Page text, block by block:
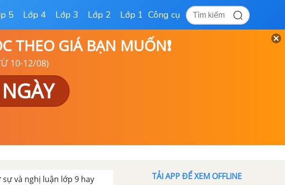
5 Lớp 4 Lớp 3 Lớp 2 Lớp 1 Công cụ
THEO GIÁ BẠN MUỐN❗
10-12/08)
và nghị luận lớp 9 hay
TẢI APP ĐỂ XEM OFFLINE